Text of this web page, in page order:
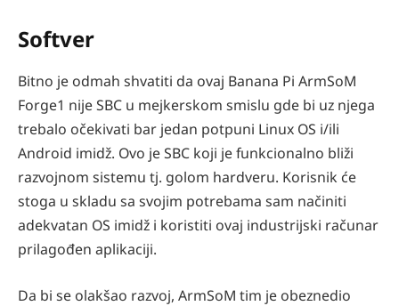
Softver
Bitno je odmah shvatiti da ovaj Banana Pi ArmSoM
Forge1 nije SBC u mejkerskom smislu gde bi uz njega
trebalo očekivati bar jedan potpuni Linux OS i/ili
Android imidž. Ovo je SBC koji je funkcionalno bliži
razvojnom sistemu tj. golom hardveru. Korisnik će
stoga u skladu sa svojim potrebama sam načiniti
adekvatan OS imidž i koristiti ovaj industrijski računar
prilagođen aplikaciji.
Da bi se olakšao razvoj, ArmSoM tim je obeznedio